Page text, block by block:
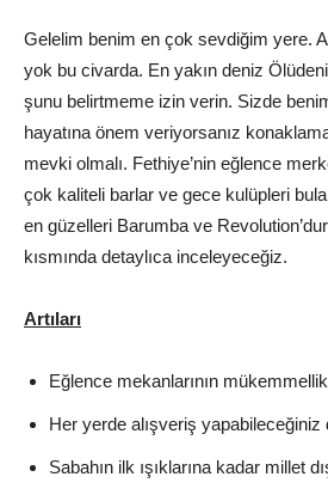
Gelelim benim en çok sevdiğim yere.
yok bu civarda. En yakın deniz
şunu belirtmeme izin verin. Sizde
hayatına önem veriyorsanız
mevki olmalı. Fethiye’nin eğlence
çok kaliteli barlar ve gece kulüpleri
en güzelleri Barumba ve
kısmında detaylıca inceleyeceğiz.
Artıları
Eğlence mekanlarının
Her yerde alışveriş yapabileceğiniz
Sabahın ilk ışıklarına kadar millet